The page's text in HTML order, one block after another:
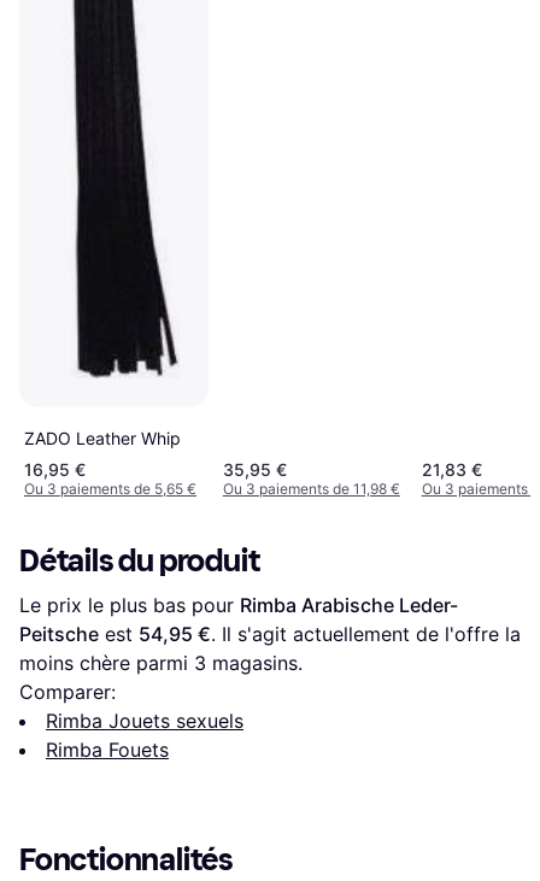
ZADO Leather Whip
16,95 €
Ou 3 paiements de 5,65 €
35,95 €
Ou 3 paiements de 11,98 €
21,83 €
Ou 3 paiements
Détails du produit
Le prix le plus bas pour Rimba Arabische Leder-
Peitsche est 54,95 €. Il s'agit actuellement de l'offre la
moins chère parmi 3 magasins.
Comparer:
Rimba Jouets sexuels
Rimba Fouets
Fonctionnalités